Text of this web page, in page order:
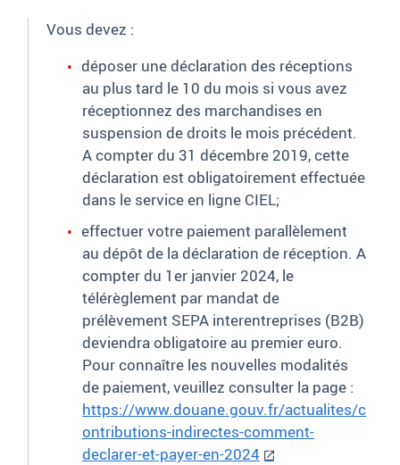
Vous devez :
déposer une déclaration des réceptions
au plus tard le 10 du mois si vous avez
réceptionnez des marchandises en
suspension de droits le mois précédent.
A compter du 31 décembre 2019, cette
déclaration est obligatoirement effectuée
dans le service en ligne CIEL;
effectuer votre paiement parallèlement
au dépôt de la déclaration de réception. A
compter du 1er janvier 2024, le
télérèglement par mandat de
prélèvement SEPA interentreprises (B2B)
deviendra obligatoire au premier euro.
Pour connaître les nouvelles modalités
de paiement, veuillez consulter la page :
https://www.douane.gouv.fr/actualites/c
ontributions-indirectes-comment-
declarer-et-payer-en-2024